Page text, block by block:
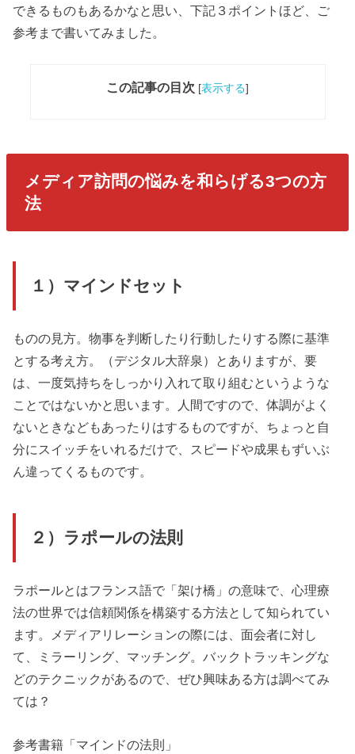
できるものもあるかなと思い、下記３ポイントほど、ご
参考まで書いてみました。
この記事の目次 [表示する]
メディア訪問の悩みを和らげる3つの方
法
１）マインドセット
ものの見方。物事を判断したり行動したりする際に基準
とする考え方。（デジタル大辞泉）とありますが、要
は、一度気持ちをしっかり入れて取り組むというような
ことではないかと思います。人間ですので、体調がよく
ないときなどもあったりはするものですが、ちょっと自
分にスイッチをいれるだけで、スピードや成果もずいぶ
ん違ってくるものです。
２）ラポールの法則
ラポールとはフランス語で「架け橋」の意味で、心理療
法の世界では信頼関係を構築する方法として知られてい
ます。メディアリレーションの際には、面会者に対し
て、ミラーリング、マッチング。バックトラッキングな
どのテクニックがあるので、ぜひ興味ある方は調べてみ
ては？
参考書籍「マインドの法則」